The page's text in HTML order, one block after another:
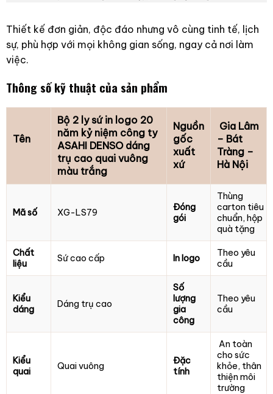
Thiết kế đơn giản, độc đáo nhưng vô cùng tinh tế, lịch
sự, phù hợp với mọi không gian sống, ngay cả nơi làm
việc.
Thông số kỹ thuật của sản phẩm
Tên
Bộ 2 ly sứ in logo 20
năm kỷ niệm công ty
ASAHI DENSO dáng
trụ cao quai vuông
màu trắng
Nguồn
gốc
xuất
xứ
Gia Lâm
– Bát
Tràng –
Hà Nội
Mã số XG-LS79
Đóng
gói
Thùng
carton tiêu
chuẩn, hộp
quà tặng
Chất
liệu
Sứ cao cấp In logo
Theo yêu
cầu
Kiểu
dáng
Dáng trụ cao
Số
lượng
gia
công
Theo yêu
cầu
Kiểu
quai
Quai vuông
Đặc
tính
An toàn
cho sức
khỏe, thân
thiện môi
trường